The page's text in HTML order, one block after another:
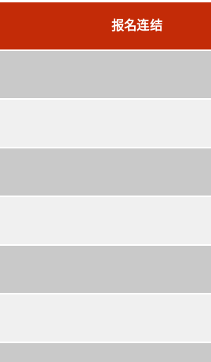
报名连结